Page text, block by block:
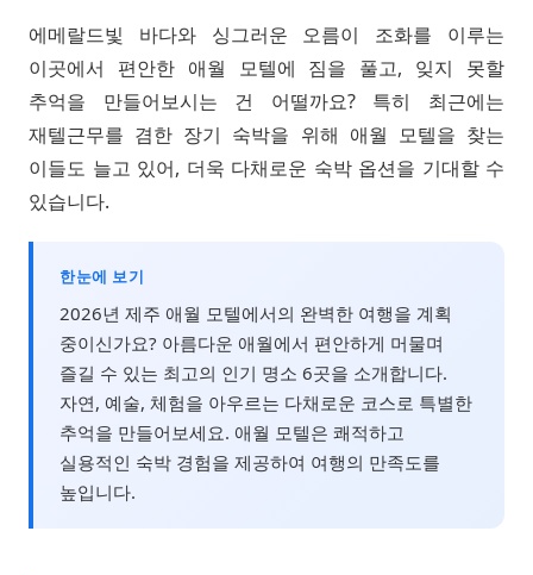
에메랄드빛 바다와 싱그러운 오름이 조화를 이루는
이곳에서 편안한 애월 모텔에 짐을 풀고, 잊지 못할
추억을 만들어보시는 건 어떨까요? 특히 최근에는
재텔근무를 겸한 장기 숙박을 위해 애월 모텔을 찾는
이들도 늘고 있어, 더욱 다채로운 숙박 옵션을 기대할 수
있습니다.
한눈에 보기
2026년 제주 애월 모텔에서의 완벽한 여행을 계획
중이신가요? 아름다운 애월에서 편안하게 머물며
즐길 수 있는 최고의 인기 명소 6곳을 소개합니다.
자연, 예술, 체험을 아우르는 다채로운 코스로 특별한
추억을 만들어보세요. 애월 모텔은 쾌적하고
실용적인 숙박 경험을 제공하여 여행의 만족도를
높입니다.